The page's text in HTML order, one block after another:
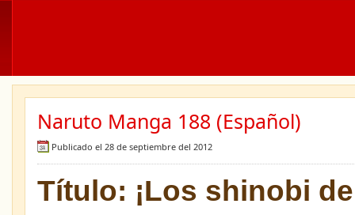
Naruto Manga 188 (Español)
Publicado el 28 de septiembre del 2012
Título: ¡Los shinobi